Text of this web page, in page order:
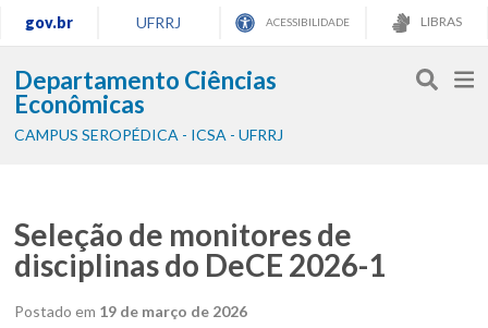
gov.br UFRRJ ACESSIBILIDADE LIBRAS
Departamento Ciências
Econômicas
CAMPUS SEROPÉDICA - ICSA - UFRRJ
Seleção de monitores de
disciplinas do DeCE 2026-1
Postado em 19 de março de 2026